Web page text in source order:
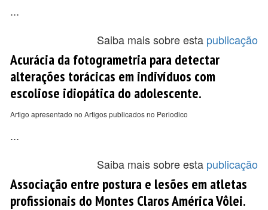
...
Saiba mais sobre esta publicação
Acurácia da fotogrametria para detectar
alterações torácicas em indivíduos com
escoliose idiopática do adolescente.
Artigo apresentado no Artigos publicados no Periodico
...
Saiba mais sobre esta publicação
Associação entre postura e lesões em atletas
profissionais do Montes Claros América Vôlei.